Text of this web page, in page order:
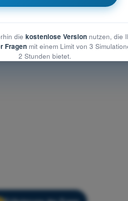
die kostenlose Versionnutzen, die
Fragen mit einem Limit von 3
2 Stunden bietet.